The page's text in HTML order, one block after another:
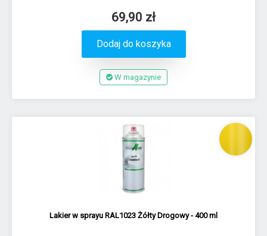
69,90 zł
Dodaj do koszyka
W magazynie
Lakier w sprayu RAL1023 Żółty Drogowy - 400 ml